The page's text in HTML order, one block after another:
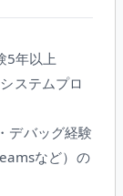
5年以上
ステムプロ
デバッグ経験
など）の